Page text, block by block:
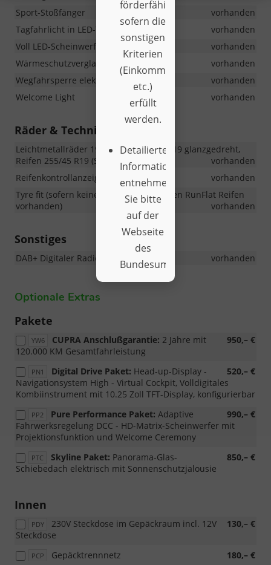
Sport-Stoßfänger
vorhanden
Tagfahrlicht in LED-Technologie
vorhanden
Voll LED-Scheinwerfer
vorhanden
Wärmeschutzverglasung
vorhanden
Wegfahrsperre elektronisch
vorhanden
Welcome Light
vorhanden
Räder & Technik
Leichtmetallräder 19 Zoll COSMIC 8,5Jx19 glanzgedreht,
Reifen 255/45 R19 (Sommerbereifung)
vorhanden
Reifenkontrollanzeige
vorhanden
Tyre fit (sofern keine selbstversiegelnden RunFlat Reifen
vorhanden)
vorhanden
Sonstiges
DAB+ Digitaler Radioempfang vorhanden
Optionale Extras
Pakete
YW6 950,– €
CUPRA Anschlußgarantie: 2 Jahre mit
120.000 KM Gesamtfahrleistung
PN1 520,– €
Digital Drive Paket: Head-up-Display -
Navigationsystem High - Virtual Cockpit, Volldigitales
Kombiinstrument mit 10.25 Zoll TFT-Display, konfigurierbar
PP2 990,– €
Pure Performance Paket: Adaptive
Fahrwerksregelung DCC - HD-Matrix-Scheinwerfer mit
Projektionsfunktion und Welcome Ceremony
PTC 850,– €
Skyline Paket: Panorama-Glas-
Schiebedach elektrisch mit Sonnenschutzjalousie
Innen
PDY 130,– €
230V Steckdose im Gepäckraum incl. 12V
Steckdose
PCP 180,– €
Gepäcktrennnetz
förderfähig,
sofern die
sonstigen
Kriterien
(Einkommensgrenzen
etc.)
erfüllt
werden.
Detailierte
Informationen
entnehmen
Sie bitte
auf der
Webseite
des
Bundesumweltministerium.